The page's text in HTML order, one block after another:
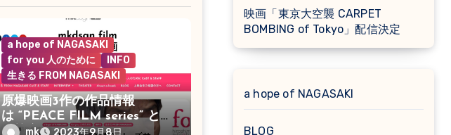
a hope of NAGASAKI
for you 人のために
INFO
生きる FROM NAGASAKI
原爆映画3作の作品情報
は “PEACE FILM series” とし
て統合
mk 2023年9月8日
映画「東京大空襲 CARPET
BOMBING of Tokyo」配信決定
a hope of NAGASAKI
BLOG